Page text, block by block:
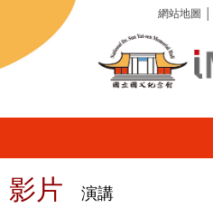
網站地圖
影片 演講